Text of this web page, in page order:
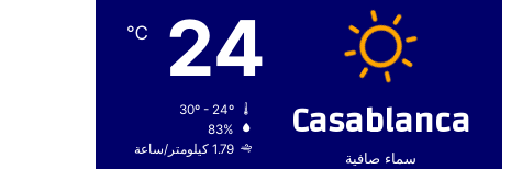
Casablanca
سماء صافية
24
℃
83%
1.79 كيلومتر/ساعة